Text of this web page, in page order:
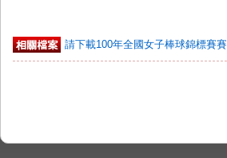
請下載100年全國女子棒球錦標賽